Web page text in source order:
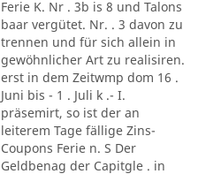
Ferie K. Nr . 3b is 8 und Talons
baar vergütet. Nr. . 3 davon zu
trennen und für sich allein in
gewöhnlicher Art zu realisiren.
erst in dem Zeitwmp dom 16 .
Juni bis - 1 . Juli k .- I.
präsemirt, so ist der an
leiterem Tage fällige Zins-
Coupons Ferie n. S Der
Geldbenag der Capitgle . in